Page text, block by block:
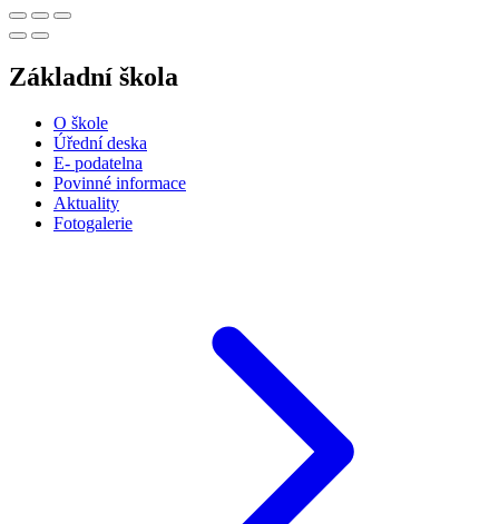
Základní škola
O škole
Úřední deska
E- podatelna
Povinné informace
Aktuality
Fotogalerie